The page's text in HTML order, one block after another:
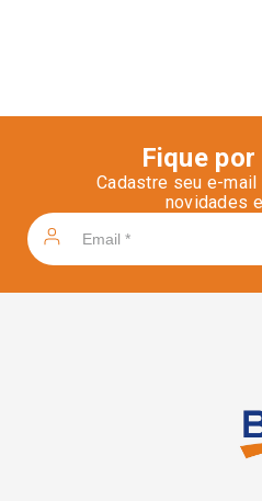
Fique
Cadastre seu e-
novidades